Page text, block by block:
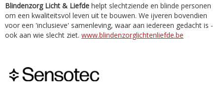
Blindenzorg Licht & Liefde helpt slechtziende en blinde personen
om een kwaliteitsvol leven uit te bouwen. We ijveren bovendien
voor een 'inclusieve' samenleving, waar aan iedereen gedacht is -
ook aan wie slecht ziet. www.blindenzorglichtenliefde.be